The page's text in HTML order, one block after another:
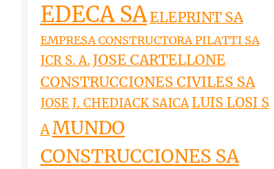
EDECA SAELEPRINT SA
EMPRESA CONSTRUCTORA PILATTI SA
JCR S. A.JOSE CARTELLONE
CONSTRUCCIONES CIVILES SA
JOSE J. CHEDIACK SAICALUIS LOSI S
AMUNDO
CONSTRUCCIONES SA